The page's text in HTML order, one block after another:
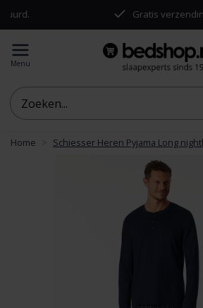
Gratis verzending
Menu
Home Schiesser Heren Pyjama Long